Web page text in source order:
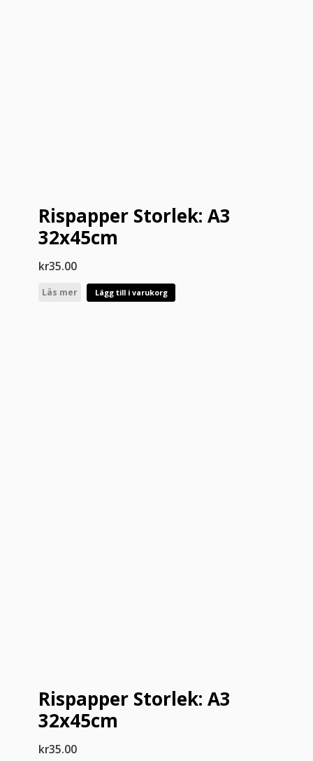
Rispapper Storlek: A3
32x45cm
kr35.00
Läs mer Lägg till i varukorg
Rispapper Storlek: A3
32x45cm
kr35.00